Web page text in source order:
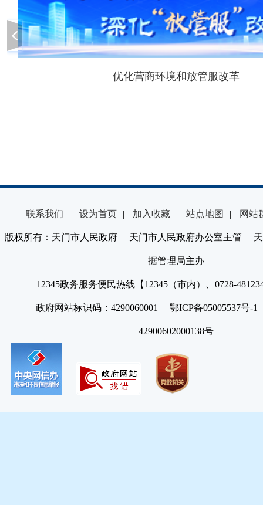
优化营商环境和放管服改革
联系我们 | 设为首页 | 加入收藏 | 站点地图 | 网站
版权所有：天门市人民政府 天门市人民政府办公室主管 天
据管理局主办
12345政务服务便民热线【12345（市内）、0728-
政府网站标识码：4290060001 鄂ICP备05005537号
42900602000138号